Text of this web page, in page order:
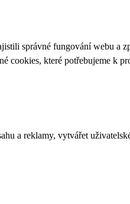
správné fungování webu
cookies, které potřebujeme k
a reklamy, vytvářet